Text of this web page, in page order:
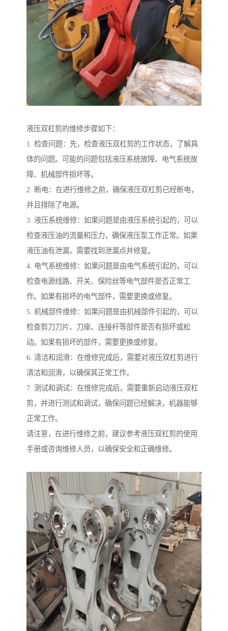
液压双杠剪的维修步骤如下：
1. 检查问题：先，检查液压双杠剪的工作状态，了解具
体的问题。可能的问题包括液压系统故障、电气系统故
障、机械部件损坏等。
2. 断电：在进行维修之前，确保液压双杠剪已经断电，
并且排除了电源。
3. 液压系统维修：如果问题是由液压系统引起的，可以
检查液压油的流量和压力，确保液压泵工作正常。如果
液压油有泄漏，需要找到泄漏点并修复。
4. 电气系统维修：如果问题是由电气系统引起的，可以
检查电源线路、开关、保险丝等电气部件是否正常工
作。如果有损坏的电气部件，需要更换或修复。
5. 机械部件维修：如果问题是由机械部件引起的，可以
检查剪刀刀片、刀座、连接杆等部件是否有损坏或松
动。如果有损坏的部件，需要更换或修复。
6. 清洁和润滑：在维修完成后，需要对液压双杠剪进行
清洁和润滑，以确保其正常工作。
7. 测试和调试：在维修完成后，需要重新启动液压双杠
剪，并进行测试和调试，确保问题已经解决，机器能够
正常工作。
请注意，在进行维修之前，建议参考液压双杠剪的使用
手册或咨询维修人员，以确保安全和正确维修。